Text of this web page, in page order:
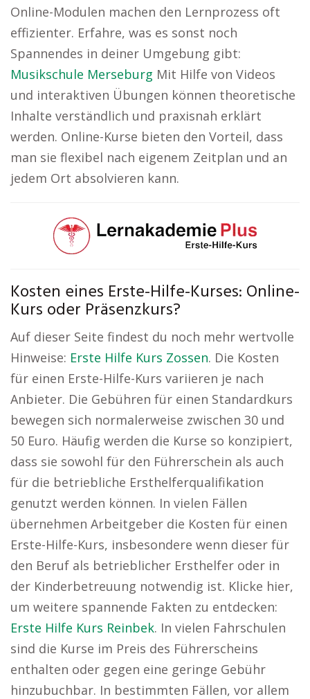
Online-Modulen machen den Lernprozess oft
effizienter. Erfahre, was es sonst noch
Spannendes in deiner Umgebung gibt:
Musikschule Merseburg Mit Hilfe von Videos
und interaktiven Übungen können theoretische
Inhalte verständlich und praxisnah erklärt
werden. Online-Kurse bieten den Vorteil, dass
man sie flexibel nach eigenem Zeitplan und an
jedem Ort absolvieren kann.
Kosten eines Erste-Hilfe-Kurses: Online-
Kurs oder Präsenzkurs?
Auf dieser Seite findest du noch mehr wertvolle
Hinweise: Erste Hilfe Kurs Zossen. Die Kosten
für einen Erste-Hilfe-Kurs variieren je nach
Anbieter. Die Gebühren für einen Standardkurs
bewegen sich normalerweise zwischen 30 und
50 Euro. Häufig werden die Kurse so konzipiert,
dass sie sowohl für den Führerschein als auch
für die betriebliche Ersthelferqualifikation
genutzt werden können. In vielen Fällen
übernehmen Arbeitgeber die Kosten für einen
Erste-Hilfe-Kurs, insbesondere wenn dieser für
den Beruf als betrieblicher Ersthelfer oder in
der Kinderbetreuung notwendig ist. Klicke hier,
um weitere spannende Fakten zu entdecken:
Erste Hilfe Kurs Reinbek. In vielen Fahrschulen
sind die Kurse im Preis des Führerscheins
enthalten oder gegen eine geringe Gebühr
hinzubuchbar. In bestimmten Fällen, vor allem